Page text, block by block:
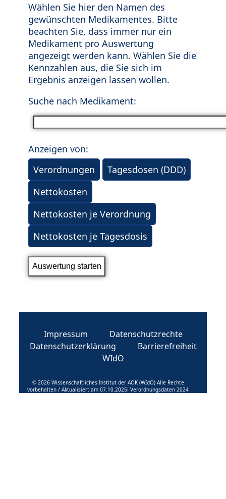
Wählen Sie hier den Namen des
gewünschten Medikamentes. Bitte
beachten Sie, dass immer nur ein
Medikament pro Auswertung
angezeigt werden kann. Wählen Sie die
Kennzahlen aus, die Sie sich im
Ergebnis anzeigen lassen wollen.
Suche nach Medikament:
Anzeigen von:
Verordnungen
Tagesdosen (DDD)
Nettokosten
Nettokosten je Verordnung
Nettokosten je Tagesdosis
Impressum
Datenschutzrechte
Datenschutzerklärung
Barrierefreiheit
WIdO
© 2026 Wissenschaftliches Institut der AOK (WIdO) Alle Rechte
vorbehalten / Aktualisiert am 07.10.2025: Verordnungsdaten 2024